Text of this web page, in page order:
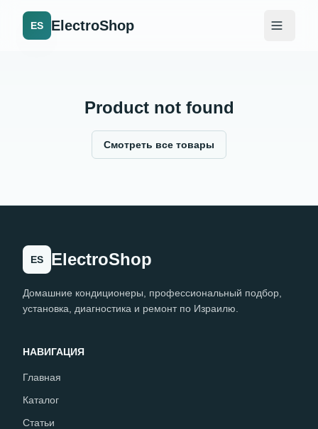
ES ElectroShop
Product not found
Смотреть все товары
ES ElectroShop
Домашние кондиционеры, профессиональный подбор,
установка, диагностика и ремонт по Израилю.
НАВИГАЦИЯ
Главная
Каталог
Статьи